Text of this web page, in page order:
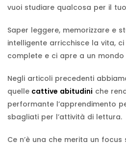
vuoi studiare qualcosa per il
Saper leggere, memorizzare e
intelligente arricchisce la vita,
complete e ci apre a un
Negli articoli precedenti
quelle cattive abitudini che
performante l’apprendimento
sbagliati per l’attività di lettura.
Ce n’è una che merita un focus